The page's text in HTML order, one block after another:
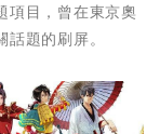
項目，曾在東京奧
題的刷屏。